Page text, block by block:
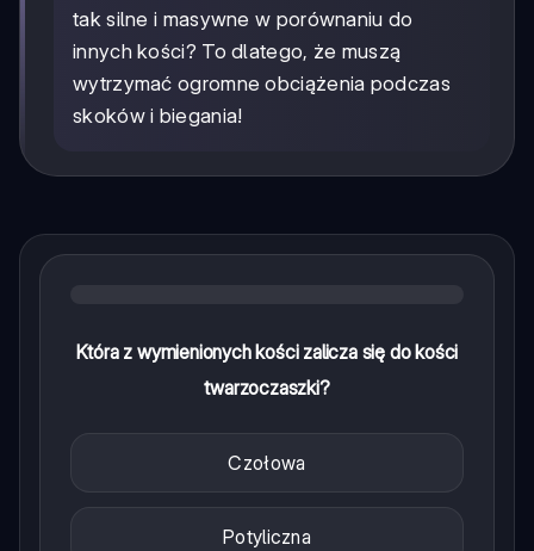
tak silne i masywne w porównaniu do
innych kości? To dlatego, że muszą
wytrzymać ogromne obciążenia podczas
skoków i biegania!
Która z wymienionych kości zalicza się do kości
twarzoczaszki?
Czołowa
Potyliczna